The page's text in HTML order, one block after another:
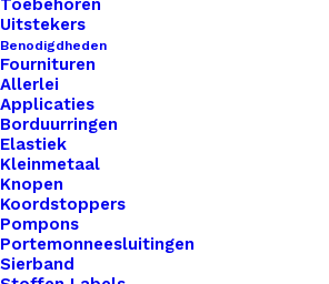
Toebehoren
Uitstekers
Benodigdheden
Fournituren
Allerlei
Applicaties
Borduurringen
Elastiek
Kleinmetaal
Knopen
Koordstoppers
Pompons
Portemonneesluitingen
Sierband
Artikelnummer
Categorie
Binnen 1-3 werkdagen verzonden
Unieke en kwaliteitsproducten